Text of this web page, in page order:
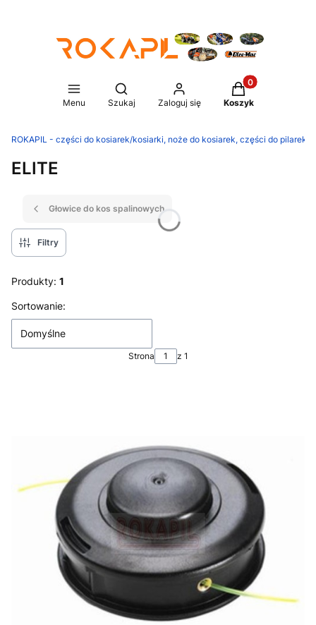
Menu
Otwórz wyszukiwarkę
Szukaj Zaloguj się
Produkty w
Koszyk
ROKAPIL - części do kosiarek/kosiarki, noże do kosiarek, części do pilarek/
ELITE
Głowice do kos spalinowych
Filtry
Produkty: 1
Lista produktów
Sortowanie:
Domyślne
Strona z 1